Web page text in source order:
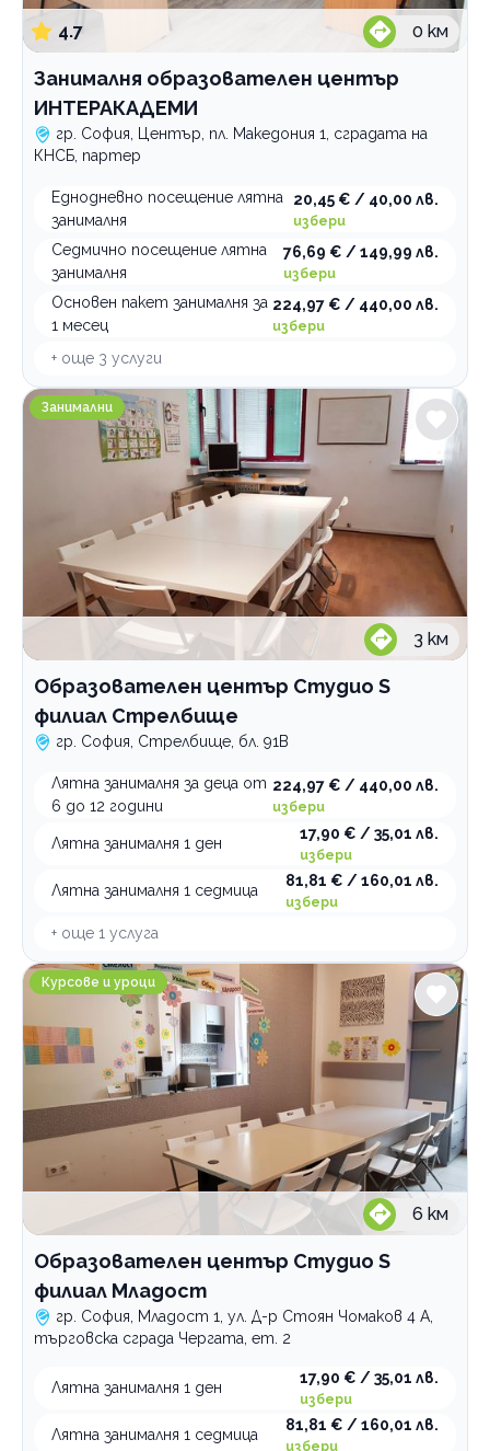
4.7 0 км
Занималня образователен център
ИНТЕРАКАДЕМИ
гр. София, Център, пл. Македония 1, сградата на
КНСБ, партер
Еднодневно посещение лятна
занималня
20,45 € / 40,00 лв.
избери
Седмично посещение лятна
занималня
76,69 € / 149,99 лв.
избери
Основен пакет занималня за
1 месец
224,97 € / 440,00 лв.
избери
+ още 3 услуги
Образователен център Студио S филиал
Занимални
3 км
Образователен център Студио S
филиал Стрелбище
гр. София, Стрелбище, бл. 91В
Лятна занималня за деца от
6 до 12 години
224,97 € / 440,00 лв.
избери
Лятна занималня 1 ден
17,90 € / 35,01 лв.
избери
Лятна занималня 1 седмица
81,81 € / 160,01 лв.
избери
+ още 1 услуга
Образователен център Студио S филиал Младост
Курсове и уроци
6 км
Образователен център Студио S
филиал Младост
гр. София, Младост 1, ул. Д-р Стоян Чомаков 4 А,
търговска сграда Чергата, ет. 2
Лятна занималня 1 ден
17,90 € / 35,01 лв.
избери
Лятна занималня 1 седмица
81,81 € / 160,01 лв.
избери